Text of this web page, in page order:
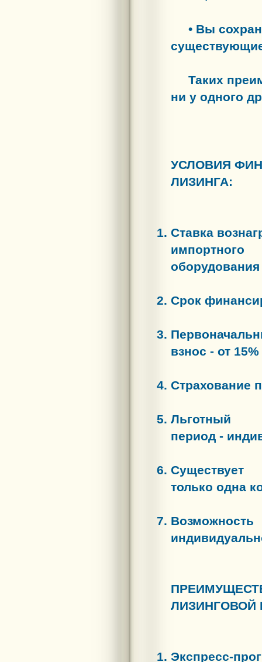
• Вы
Таких
ни у одного
УСЛОВИЯ
ЛИЗИНГА:
Ставка
импортного
Срок
взнос - от
Страхование
Льготный
период -
Существует
только одна
Возможность
Экспресс-